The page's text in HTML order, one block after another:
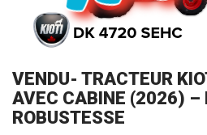
VENDU- TRACTEUR
AVEC CABINE (2026) –
ROBUSTESSE